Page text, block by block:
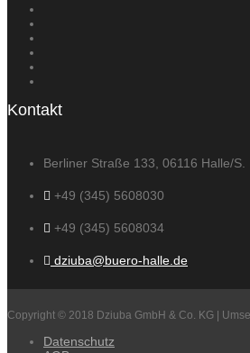
Kontakt
Berliner Straße 133, 06116 Halle/S.
+49 (345) 5608030
+49 (345) 5608034
dziuba@buero-halle.de
Copyright © 2018 Dziuba GmbH & Co. KG |
Datenschutz